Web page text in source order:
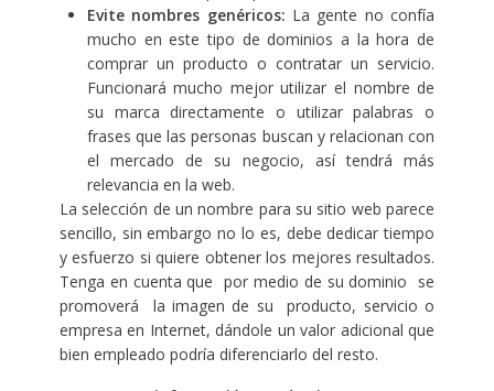
Evite nombres genéricos: La gente no confía
mucho en este tipo de dominios a la hora de
comprar un producto o contratar un servicio.
Funcionará mucho mejor utilizar el nombre de
su marca directamente o utilizar palabras o
frases que las personas buscan y relacionan con
el mercado de su negocio, así tendrá más
relevancia en la web.
La selección de un nombre para su sitio web parece
sencillo, sin embargo no lo es, debe dedicar tiempo
y esfuerzo si quiere obtener los mejores resultados.
Tenga en cuenta que por medio de su dominio se
promoverá la imagen de su producto, servicio o
empresa en Internet, dándole un valor adicional que
bien empleado podría diferenciarlo del resto.